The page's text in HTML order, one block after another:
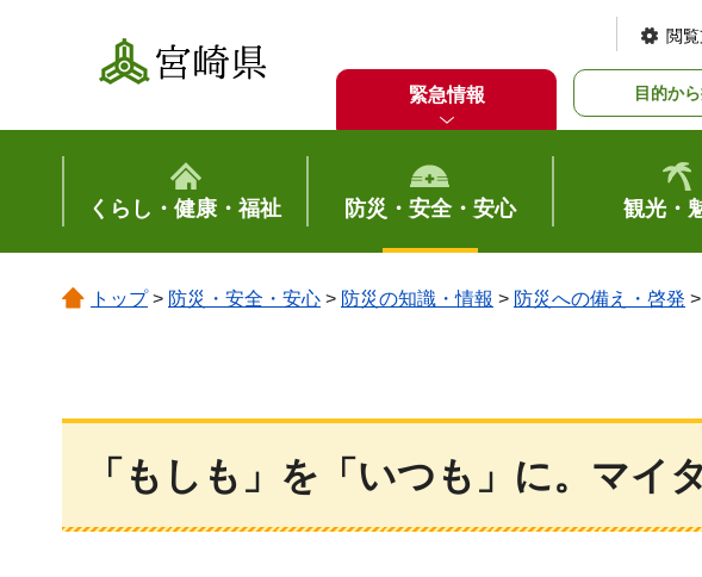
宮崎県
閲
緊急情報 目的か
くらし・健康・福祉 防災・安全・安心 観光・
トップ> 防災・安全・安心 > 防災の知識・情報 > 防災への備え・啓発
「もしも」を「いつも」に。マイ